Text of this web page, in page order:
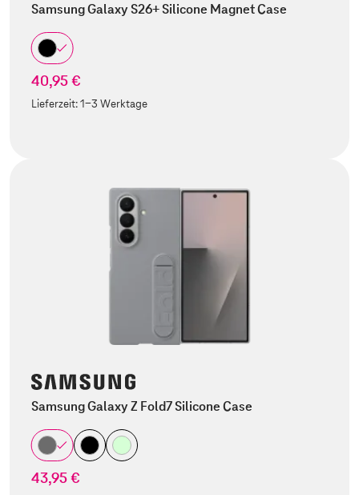
Samsung Galaxy S26+ Silicone Magnet Case
40,95 €
Lieferzeit:1-3 Werktage
Samsung Galaxy Z Fold7 Silicone Case
43,95 €